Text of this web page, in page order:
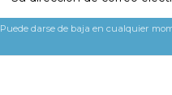
Puede darse de baja en cualquier